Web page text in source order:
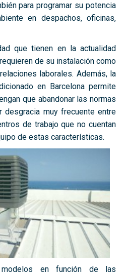
para programar su potencia
en despachos, oficinas,
que tienen en la actualidad
de su instalación como
laborales. Además, la
en Barcelona permite
que abandonar las normas
desgracia muy frecuente entre
de trabajo que no cuentan
de estas características.
en función de las